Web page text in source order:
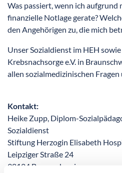
Was passiert, wenn ich aufgrund
finanzielle Notlage gerate?
den Angehörigen zu, die mich
Unser Sozialdienst im HEH
Krebsnachsorge e.V. in
allen sozialmedizinischen
Kontakt:
Heike Zupp, Diplom-
Sozialdienst
Stiftung Herzogin Elisabeth
Leipziger Straße 24
38124 Braunschweig